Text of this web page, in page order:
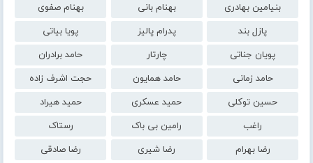
بنیامین بهادری
بهنام بانی
بهنام صفوی
پازل بند
پدرام پالیز
پویا بیاتی
پویان جناتی
چارتار
حامد برادران
حامد زمانی
حامد همایون
حجت اشرف زاده
حسین توکلی
حمید عسکری
حمید هیراد
راغب
رامین بی باک
رستاک
رضا بهرام
رضا شیری
رضا صادقی